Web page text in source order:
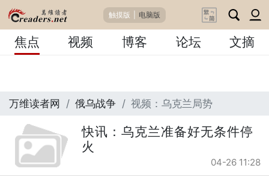
触摸版 电脑版
焦点 视频 博客 论坛 文摘
万维读者网 俄乌战争 视频：乌克兰局势
快讯：乌克兰准备好无条件停
火
04-26 11:28